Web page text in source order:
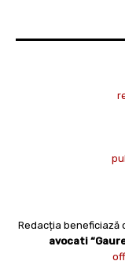
Redacția beneficiază
avocati